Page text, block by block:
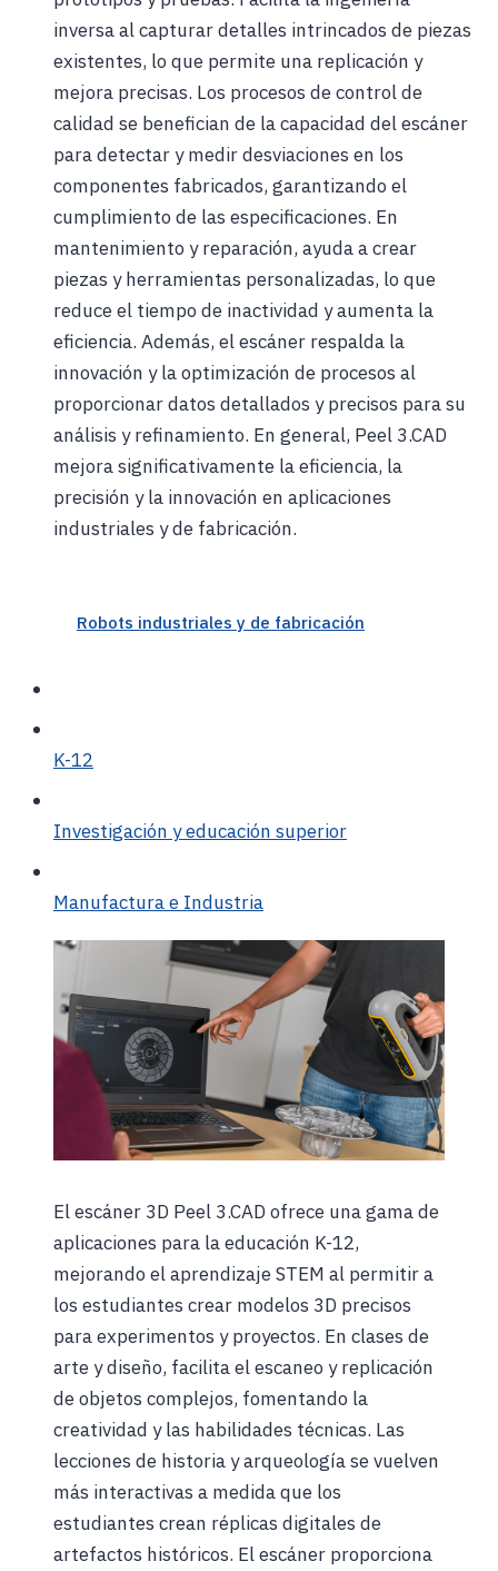
inversa al capturar detalles intrincados de piezas
existentes, lo que permite una replicación y
mejora precisas. Los procesos de control de
calidad se benefician de la capacidad del escáner
para detectar y medir desviaciones en los
componentes fabricados, garantizando el
cumplimiento de las especificaciones. En
mantenimiento y reparación, ayuda a crear
piezas y herramientas personalizadas, lo que
reduce el tiempo de inactividad y aumenta la
eficiencia. Además, el escáner respalda la
innovación y la optimización de procesos al
proporcionar datos detallados y precisos para su
análisis y refinamiento. En general, Peel 3.CAD
mejora significativamente la eficiencia, la
precisión y la innovación en aplicaciones
industriales y de fabricación.
Robots industriales y de fabricación
K-12
Investigación y educación superior
Manufactura e Industria
El escáner 3D Peel 3.CAD ofrece una gama de
aplicaciones para la educación K-12,
mejorando el aprendizaje STEM al permitir a
los estudiantes crear modelos 3D precisos
para experimentos y proyectos. En clases de
arte y diseño, facilita el escaneo y replicación
de objetos complejos, fomentando la
creatividad y las habilidades técnicas. Las
lecciones de historia y arqueología se vuelven
más interactivas a medida que los
estudiantes crean réplicas digitales de
artefactos históricos. El escáner proporciona